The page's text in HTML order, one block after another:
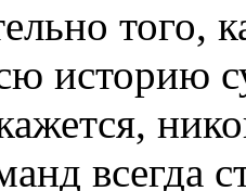
того,
историю
всегда